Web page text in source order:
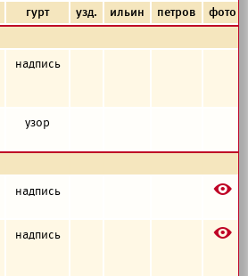
гурт узд. ильин петров
фото
надпись
узор
надпись E
надпись E